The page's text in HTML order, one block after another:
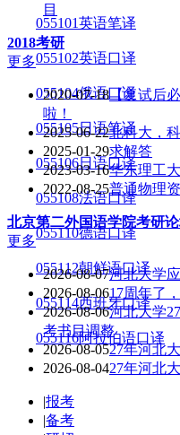
055101英语笔译
055102英语口译
055104俄语口译
055105日语笔译
055106日语口译
055108法语口译
055110德语口译
055112朝鲜语口译
055114西班牙口译
055116阿拉伯语口译
目
2018考研
更多
2020-07-18【复试后
啦！
2025-06-22北科大，
2025-01-29求解答
2023-03-16华东理工
2022-08-25普通物理
北京第二外国语学院考研
更多
2026-08-07河北大学
2026-08-0617周年了
2026-08-06河北大学
考书目调整
2026-08-0527年河北
2026-08-0427年河北
|报考
|备考